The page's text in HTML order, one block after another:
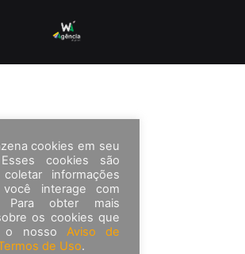
cookies em seu
cookies são
informações
interage com
Para obter mais
os cookies que
o nosso Aviso de
de Uso.